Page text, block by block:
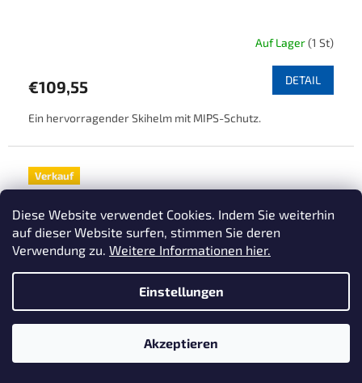
Diese Website verwendet Cookies. Indem Sie weiterhin
auf dieser Website surfen, stimmen Sie deren
Verwendung zu. Weitere Informationen hier.
Einstellungen
Akzeptieren
Auf Lager(1 St)
€109,55 DETAIL
Ein hervorragender Skihelm mit MIPS-Schutz.
Verkauf